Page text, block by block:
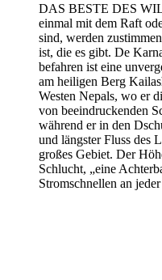
DAS BESTE DES
einmal mit dem Raft
sind, werden
ist, die es gibt. De
befahren ist eine
am heiligen Berg
Westen Nepals, wo er
von beeindruckenden
während er in den
und längster Fluss des
großes Gebiet. Der
Schlucht, „eine
Stromschnellen an